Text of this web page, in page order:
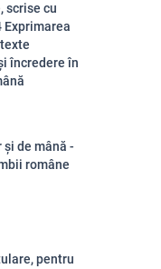
scrise cu
Exprimarea
încredere în
de mână -
române
pentru